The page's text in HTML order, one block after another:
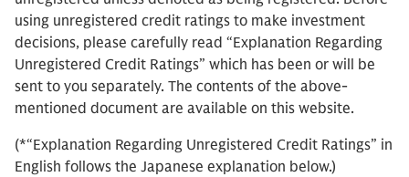
using unregistered credit ratings to make investment
decisions, please carefully read “Explanation Regarding
Unregistered Credit Ratings” which has been or will be
sent to you separately. The contents of the above-
mentioned document are available on this website.
(*“Explanation Regarding Unregistered Credit Ratings” in
English follows the Japanese explanation below.)